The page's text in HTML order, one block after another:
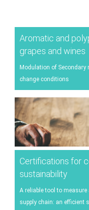
Aromatic and
grapes and wines
Modulation of
change conditions
Certifications for
sustainability
A reliable tool to
supply chain: an efficient